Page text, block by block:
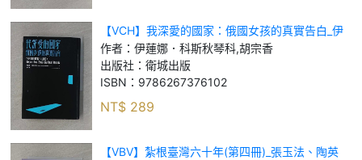
【VCH】我深愛的國家：俄國女孩的真實告白_伊
蓮娜．科斯秋琴科, 胡宗香
作者： 伊蓮娜．科斯秋琴科,胡宗香
出版社： 衛城出版
ISBN： 9786267376102
NT$ 289
【VBV】紮根臺灣六十年(第四冊)_張玉法、陶英